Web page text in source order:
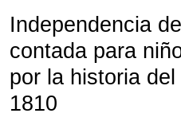
Independencia
contada para
por la historia
1810